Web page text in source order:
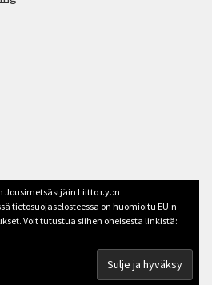
.
Jousimetsästjäin Liitto r.y.:n
tietosuojaselosteessa on huomioitu EU:n
Voit tutustua siihen oheisesta linkistä: